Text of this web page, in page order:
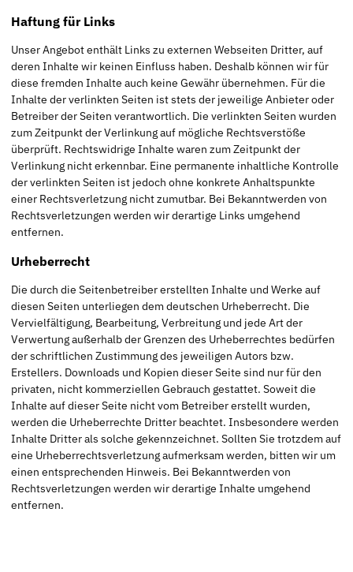
Haftung für Links
Unser Angebot enthält Links zu externen Webseiten Dritter, auf
deren Inhalte wir keinen Einfluss haben. Deshalb können wir für
diese fremden Inhalte auch keine Gewähr übernehmen. Für die
Inhalte der verlinkten Seiten ist stets der jeweilige Anbieter oder
Betreiber der Seiten verantwortlich. Die verlinkten Seiten wurden
zum Zeitpunkt der Verlinkung auf mögliche Rechtsverstöße
überprüft. Rechtswidrige Inhalte waren zum Zeitpunkt der
Verlinkung nicht erkennbar. Eine permanente inhaltliche Kontrolle
der verlinkten Seiten ist jedoch ohne konkrete Anhaltspunkte
einer Rechtsverletzung nicht zumutbar. Bei Bekanntwerden von
Rechtsverletzungen werden wir derartige Links umgehend
entfernen.
Urheberrecht
Die durch die Seitenbetreiber erstellten Inhalte und Werke auf
diesen Seiten unterliegen dem deutschen Urheberrecht. Die
Vervielfältigung, Bearbeitung, Verbreitung und jede Art der
Verwertung außerhalb der Grenzen des Urheberrechtes bedürfen
der schriftlichen Zustimmung des jeweiligen Autors bzw.
Erstellers. Downloads und Kopien dieser Seite sind nur für den
privaten, nicht kommerziellen Gebrauch gestattet. Soweit die
Inhalte auf dieser Seite nicht vom Betreiber erstellt wurden,
werden die Urheberrechte Dritter beachtet. Insbesondere werden
Inhalte Dritter als solche gekennzeichnet. Sollten Sie trotzdem auf
eine Urheberrechtsverletzung aufmerksam werden, bitten wir um
einen entsprechenden Hinweis. Bei Bekanntwerden von
Rechtsverletzungen werden wir derartige Inhalte umgehend
entfernen.